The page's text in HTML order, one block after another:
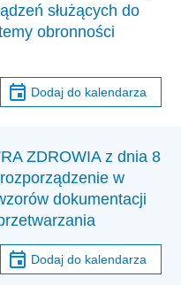
służących do
obronności
Dodaj do kalendarza
ZDROWIA z dnia 8
w
dokumentacji
Dodaj do kalendarza